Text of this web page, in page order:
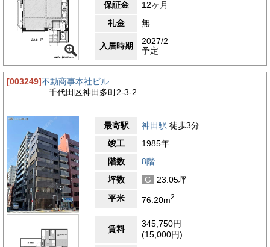
保証金
12ヶ月
礼金
無
入居時期
2027/2
予定
[003249]不動商事本社ビル
千代田区神田多町2-3-2
最寄駅 神田駅 徒歩3分
竣工
1985年
階数
8階
坪数
G
23.05坪
平米
76.20m2
賃料
345,750円
(15,000円)